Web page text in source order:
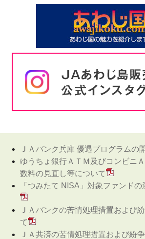
ＪＡバンク兵庫 優遇プログラムの
ゆうちょ銀行ＡＴＭ及びコンビニ
数料の見直し等について
「つみたて NISA」対象ファンド
ＪＡバンクの苦情処理措置および
て
ＪＡ共済の苦情処理措置および紛